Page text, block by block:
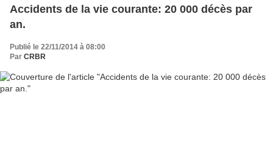
Accidents de la vie courante: 20 000 décès par
an.
Publié le 22/11/2014 à 08:00
Par CRBR